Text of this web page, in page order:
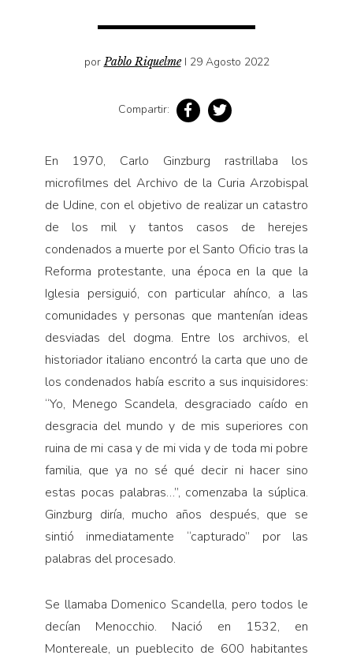
Vidas paralelas
porPablo Riquelme I 29 Agosto 2022
Compartir:
En 1970, Carlo Ginzburg rastrillaba los
microfilmes del Archivo de la Curia Arzobispal
de Udine, con el objetivo de realizar un catastro
de los mil y tantos casos de herejes
condenados a muerte por el Santo Oficio tras la
Reforma protestante, una época en la que la
Iglesia persiguió, con particular ahínco, a las
comunidades y personas que mantenían ideas
desviadas del dogma. Entre los archivos, el
historiador italiano encontró la carta que uno de
los condenados había escrito a sus inquisidores:
“Yo, Menego Scandela, desgraciado caído en
desgracia del mundo y de mis superiores con
ruina de mi casa y de mi vida y de toda mi pobre
familia, que ya no sé qué decir ni hacer sino
estas pocas palabras…”, comenzaba la súplica.
Ginzburg diría, mucho años después, que se
sintió inmediatamente “capturado” por las
palabras del procesado.
Se llamaba Domenico Scandella, pero todos le
decían Menocchio. Nació en 1532, en
Montereale, un pueblecito de 600 habitantes